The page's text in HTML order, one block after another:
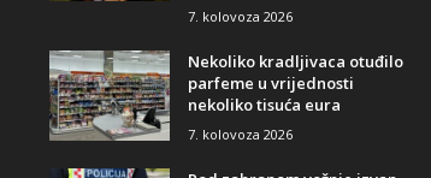
7. kolovoza 2026
Nekoliko kradljivaca otuđilo
parfeme u vrijednosti
nekoliko tisuća eura
7. kolovoza 2026